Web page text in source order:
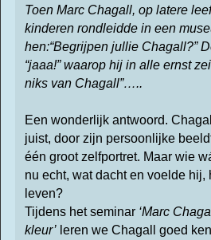
Toen Marc Chagall, op latere
kinderen rondleidde in een
hen:“Begrijpen jullie Chagall?”
“jaaa!” waarop hij in alle ernst
niks van Chagall”…..
Een wonderlijk antwoord.
juist, door zijn persoonlijke
één groot zelfportret. Maar wie
nu echt, wat dacht en voelde hij,
leven?
Tijdens het seminar ‘Marc
kleur’leren we Chagall goed